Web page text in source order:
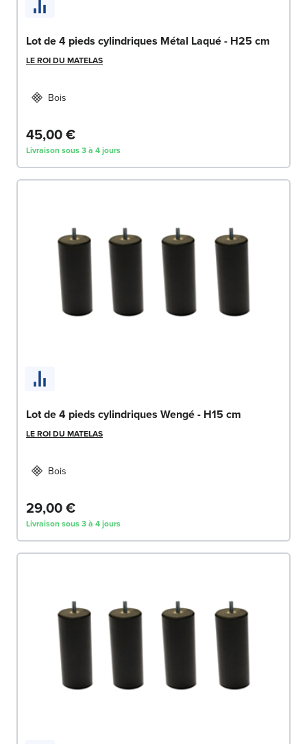
Lot de 4 pieds cylindriques Métal Laqué - H25 cm
LE ROI DU MATELAS
Bois
45,00 €
Livraison sous 3 à 4 jours
Lot de 4 pieds cylindriques Wengé - H15 cm
LE ROI DU MATELAS
Bois
29,00 €
Livraison sous 3 à 4 jours